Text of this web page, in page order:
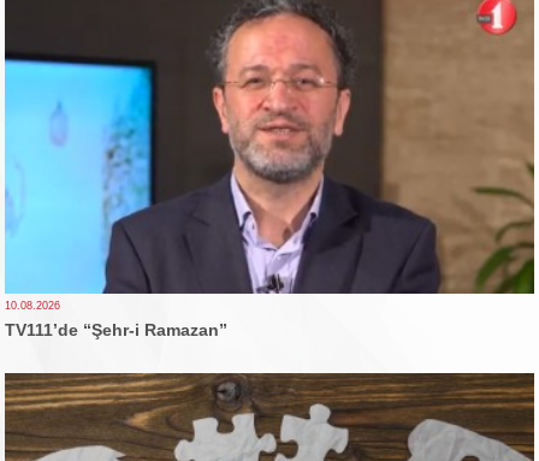
10.08.2026
TV111’de “Şehr-i Ramazan”